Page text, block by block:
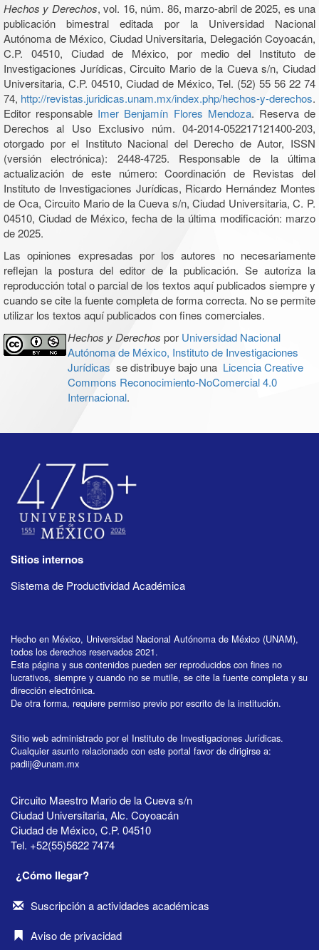
Hechos y Derechos, vol. 16, núm. 86, marzo-abril de 2025, es una
publicación bimestral editada por la Universidad Nacional
Autónoma de México, Ciudad Universitaria, Delegación Coyoacán,
C.P. 04510, Ciudad de México, por medio del Instituto de
Investigaciones Jurídicas, Circuito Mario de la Cueva s/n, Ciudad
Universitaria, C.P. 04510, Ciudad de México, Tel. (52) 55 56 22 74
74, http://revistas.juridicas.unam.mx/index.php/hechos-y-derechos.
Editor responsable Imer Benjamín Flores Mendoza. Reserva de
Derechos al Uso Exclusivo núm. 04-2014-052217121400-203,
otorgado por el Instituto Nacional del Derecho de Autor, ISSN
(versión electrónica): 2448-4725. Responsable de la última
actualización de este número: Coordinación de Revistas del
Instituto de Investigaciones Jurídicas, Ricardo Hernández Montes
de Oca, Circuito Mario de la Cueva s/n, Ciudad Universitaria, C. P.
04510, Ciudad de México, fecha de la última modificación: marzo
de 2025.
Las opiniones expresadas por los autores no necesariamente
reflejan la postura del editor de la publicación. Se autoriza la
reproducción total o parcial de los textos aquí publicados siempre y
cuando se cite la fuente completa de forma correcta. No se permite
utilizar los textos aquí publicados con fines comerciales.
Hechos y Derechos por Universidad Nacional
Autónoma de México, Instituto de Investigaciones
Jurídicas se distribuye bajo una Licencia Creative
Commons Reconocimiento-NoComercial 4.0
Internacional.
Sitios internos
Sistema de Productividad Académica
Hecho en México, Universidad Nacional Autónoma de México (UNAM),
todos los derechos reservados 2021.
Esta página y sus contenidos pueden ser reproducidos con fines no
lucrativos, siempre y cuando no se mutile, se cite la fuente completa y su
dirección electrónica.
De otra forma, requiere permiso previo por escrito de la institución.
Sitio web administrado por el Instituto de Investigaciones Jurídicas.
Cualquier asunto relacionado con este portal favor de dirigirse a:
padiij@unam.mx
Circuito Maestro Mario de la Cueva s/n
Ciudad Universitaria, Alc. Coyoacán
Ciudad de México, C.P. 04510
Tel. +52(55)5622 7474
¿Cómo llegar?
Suscripción a actividades académicas
Aviso de privacidad